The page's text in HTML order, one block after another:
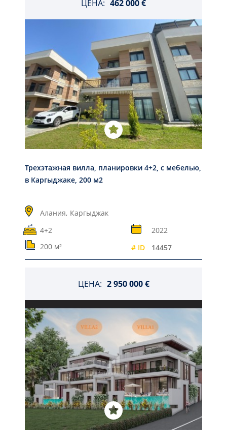
ЦЕНА: 462 000 €
Трехэтажная вилла, планировки 4+2, с мебелью,
в Каргыджаке, 200 м2
Алания, Каргыджак
4+2
2022
200 м²
# ID 14457
ЦЕНА: 2 950 000 €